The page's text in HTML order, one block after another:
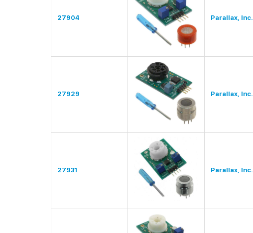
27904 Parallax, Inc.
27929 Parallax, Inc.
27931 Parallax, Inc.